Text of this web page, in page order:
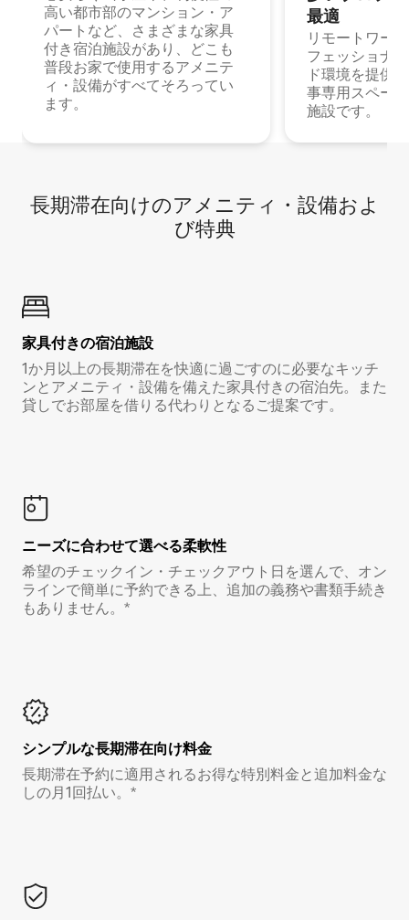
高い都市部のマンション・ア
パートなど、さまざまな家具
付き宿泊施設があり、どこも
普段お家で使用するアメニテ
ィ・設備がすべてそろってい
ます。
最⁠適
リモートワー
フェッショナ
ド環境を提供
事専用スペー
施設です。
長期滞在向け⁠のア⁠メ⁠ニ⁠テ⁠ィ⁠・設⁠備⁠およ
び特⁠典
家具付き⁠の宿⁠泊⁠施⁠設
1か月以上の長期滞在を快適に過ごすのに必要なキッチ
ンとアメニティ・設備を備えた家具付きの宿泊先。また
貸しでお部屋を借りる代わりとなるご提案です。
ニーズに合わせて選べる柔軟性
希望のチェックイン・チェックアウト日を選んで、オン
ラインで簡単に予約できる上、追加の義務や書類手続き
もありません。*
シンプルな長期滞在向け料金
長期滞在予約に適用されるお得な特別料金と追加料金な
しの月1回払い。*